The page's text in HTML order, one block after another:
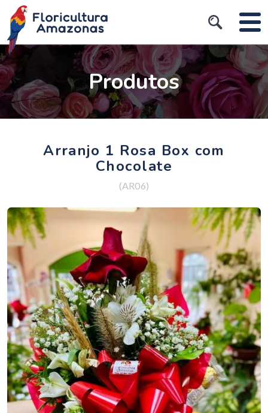
Produtos
Arranjo 1 Rosa Box com
Chocolate
(AR06)